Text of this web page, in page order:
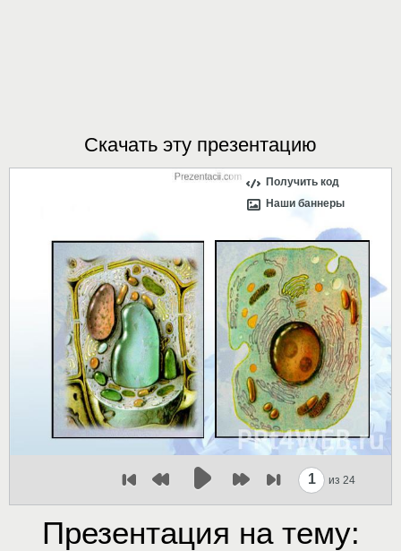
Скачать эту презентацию
Получить код
Наши баннеры
1 из 24
Презентация на тему: